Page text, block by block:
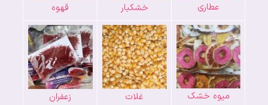
عطاری خشکبار قهوه
میوه خشک غلات زعفران